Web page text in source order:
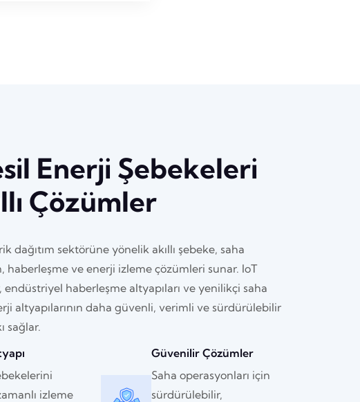
Enerji Şebekeleri
Çözümler
dağıtım sektörüne yönelik akıllı şebeke, saha
haberleşme ve enerji izleme çözümleri sunar. IoT
endüstriyel haberleşme altyapıları ve yenilikçi saha
altyapılarının daha güvenli, verimli ve sürdürülebilir
sağlar.
izleme
Güvenilir Çözümler
Saha operasyonları için
sürdürülebilir,